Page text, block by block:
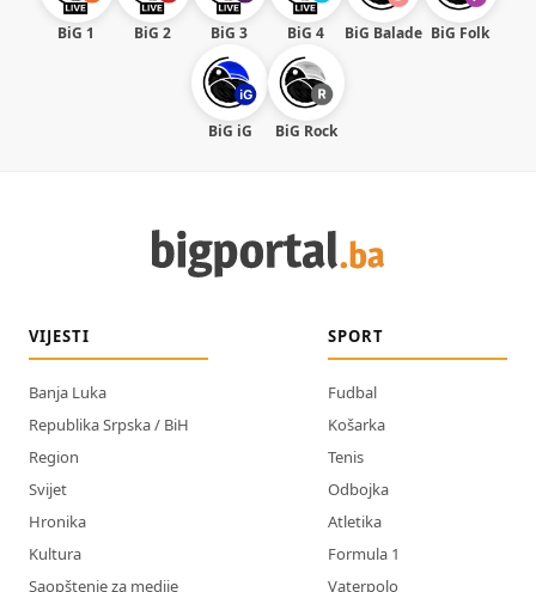
BiG 1 BiG 2 BiG 3 BiG 4 BiG Balade BiG Folk
BiG iG BiG Rock
VIJESTI
Banja Luka
Republika Srpska / BiH
Region
Svijet
Hronika
Kultura
Saopštenje za medije
SPORT
Fudbal
Košarka
Tenis
Odbojka
Atletika
Formula 1
Vaterpolo